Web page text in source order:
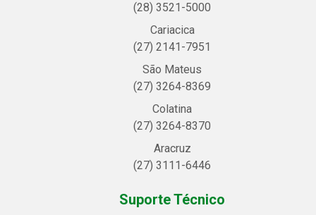
(28) 3521-5000
Cariacica
(27) 2141-7951
São Mateus
(27) 3264-8369
Colatina
(27) 3264-8370
Aracruz
(27) 3111-6446
Suporte Técnico